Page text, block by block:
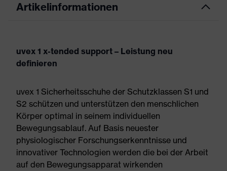
Artikelinformationen
uvex 1 x-tended support – Leistung neu
definieren
uvex 1 Sicherheitsschuhe der Schutzklassen S1 und
S2 schützen und unterstützen den menschlichen
Körper optimal in seinem individuellen
Bewegungsablauf. Auf Basis neuester
physiologischer Forschungserkenntnisse und
innovativer Technologien werden die bei der Arbeit
auf den Bewegungsapparat wirkenden